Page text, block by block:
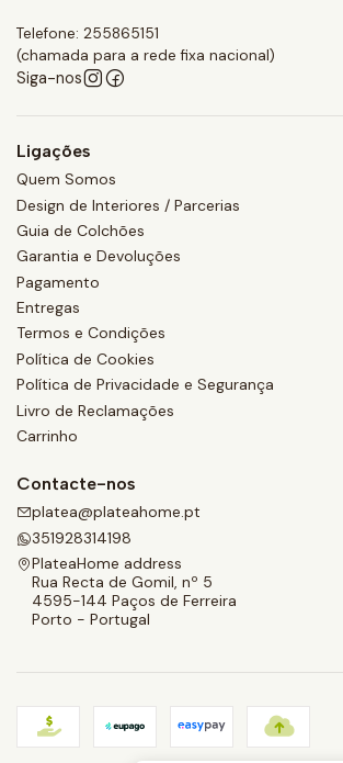
Telefone: 255865151
(chamada para a rede fixa nacional)
Siga-nos
Ligações
Quem Somos
Design de Interiores / Parcerias
Guia de Colchões
Garantia e Devoluções
Pagamento
Entregas
Termos e Condições
Política de Cookies
Política de Privacidade e Segurança
Livro de Reclamações
Carrinho
Contacte-nos
platea@plateahome.pt
351928314198
PlateaHome address
Rua Recta de Gomil, nº 5
4595-144 Paços de Ferreira
Porto - Portugal